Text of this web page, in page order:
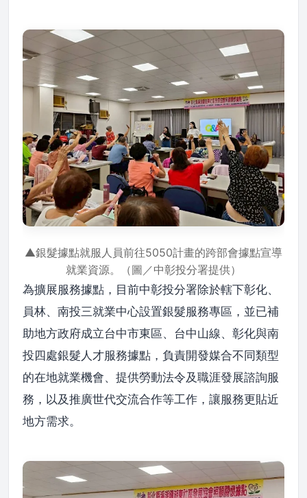
▲銀髮據點就服人員前往5050計畫的跨部會據點宣導
就業資源。（圖／中彰投分署提供）
為擴展服務據點，目前中彰投分署除於轄下彰化、
員林、南投三就業中心設置銀髮服務專區，並已補
助地方政府成立台中市東區、台中山線、彰化與南
投四處銀髮人才服務據點，負責開發媒合不同類型
的在地就業機會、提供勞動法令及職涯發展諮詢服
務，以及推廣世代交流合作等工作，讓服務更貼近
地方需求。